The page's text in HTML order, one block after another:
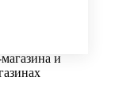
и